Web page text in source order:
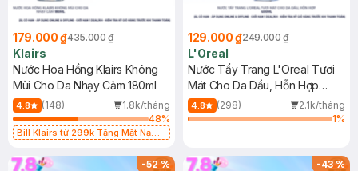
179.000 ₫435.000 ₫
Klairs
Nước Hoa Hồng Klairs Không
Mùi Cho Da Nhạy Cảm 180ml
4.8 (148)
1.8k/tháng
48%
Bill Klairs từ 299k Tặng Mặt Nạ
25ml (SL Có Hạn)
129.000 ₫249.000 ₫
L'Oreal
Nước Tẩy Trang L'Oreal Tươi
Mát Cho Da Dầu, Hỗn Hợp
400ml
4.8 (298)
2.1k/tháng
1%
-52% -43%